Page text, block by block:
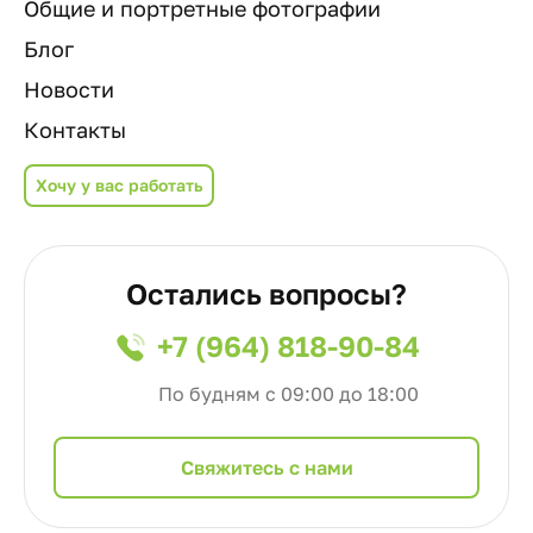
Общие и портретные фотографии
Блог
Новости
Контакты
Хочу у вас работать
Остались вопросы?
+7 (964) 818-90-84
По будням с 09:00 до 18:00
Cвяжитесь с нами